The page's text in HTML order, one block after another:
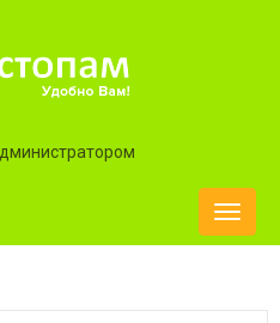
Toggle